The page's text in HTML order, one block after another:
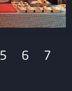
5 6
7